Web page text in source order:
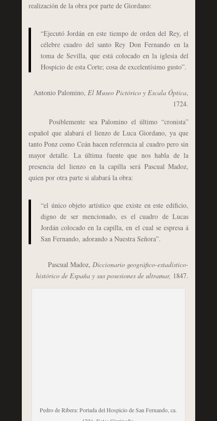
realización de la obra por parte de Giordano:
“Ejecutó Jordán en este tiempo de orden del Rey, el
célebre cuadro del santo Rey Don Fernando en la
toma de Sevilla, que está colocado en la iglesia del
Hospicio de esta Corte; cosa de excelentísimo gusto”.
Antonio Palomino,El Museo Pictórico y Escala Óptica,
1724.
Posiblemente sea Palomino el último “cronista”
español que alabará el lienzo de Luca Giordano, ya que
tanto Ponz como Ceán hacen referencia al cuadro pero sin
mayor detalle. La última fuente que nos habla de la
presencia del lienzo en la capilla será Pascual Madoz,
quien por otra parte si alabará la obra:
“el único objeto artístico que existe en este edificio,
digno de ser mencionado, es el cuadro de Lucas
Jordán colocado en la capilla, en el cual se espresa á
San Fernando, adorando a Nuestra Señora”.
Pascual Madoz,Diccionario geográfico-estadístico-
histórico de España y sus posesiones de ultramar, 1847.
Pedro de Ribera: Portada del Hospicio de San Fernando, ca.